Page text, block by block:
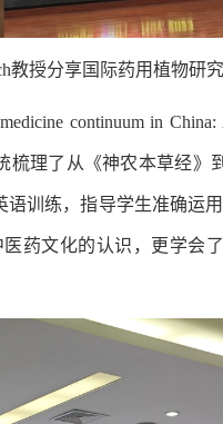
教授分享国际药用植物研
continuum in China:
梳理了从《神农本草经
训练，指导学生准确运
药文化的认识，更学会